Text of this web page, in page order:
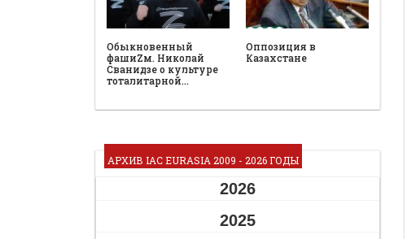
Обыкновенный
фашиZм. Николай
Сванидзе о культуре
тоталитарной…
Оппозиция в
Казахстане
АРХИВ IAC EURASIA 2009 - 2026 ГОДЫ
2026
2025